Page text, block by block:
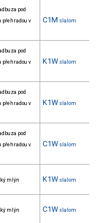
pod
přehradou v
C1M slalom
pod
přehradou v
K1W slalom
pod
přehradou v
K1W slalom
pod
přehradou v
C1W slalom
mlýn K1W slalom
mlýn C1W slalom